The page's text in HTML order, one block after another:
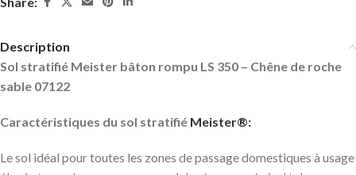
Description
Sol stratifié Meister bâton rompu LS 350 – Chêne de roche
sable 07122
Caractéristiques du sol stratifié Meister®:
Le sol idéal pour toutes les zones de passage domestiques à usage